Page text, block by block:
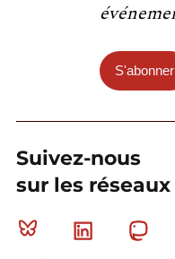
S'abonner
Suivez-nous
sur les
Bluesky Linkedin